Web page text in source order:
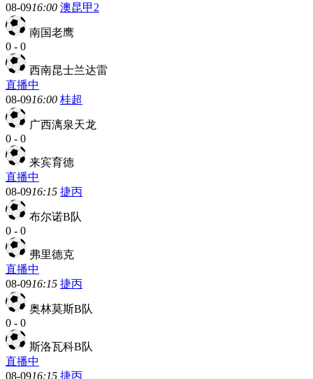
08-0916:00 澳昆甲2
南国老鹰
0 - 0
西南昆士兰达雷
直播中
08-0916:00 桂超
广西漓泉天龙
0 - 0
来宾育德
直播中
08-0916:15 捷丙
布尔诺B队
0 - 0
弗里德克
直播中
08-0916:15 捷丙
奥林莫斯B队
0 - 0
斯洛瓦科B队
直播中
08-0916:15 捷丙